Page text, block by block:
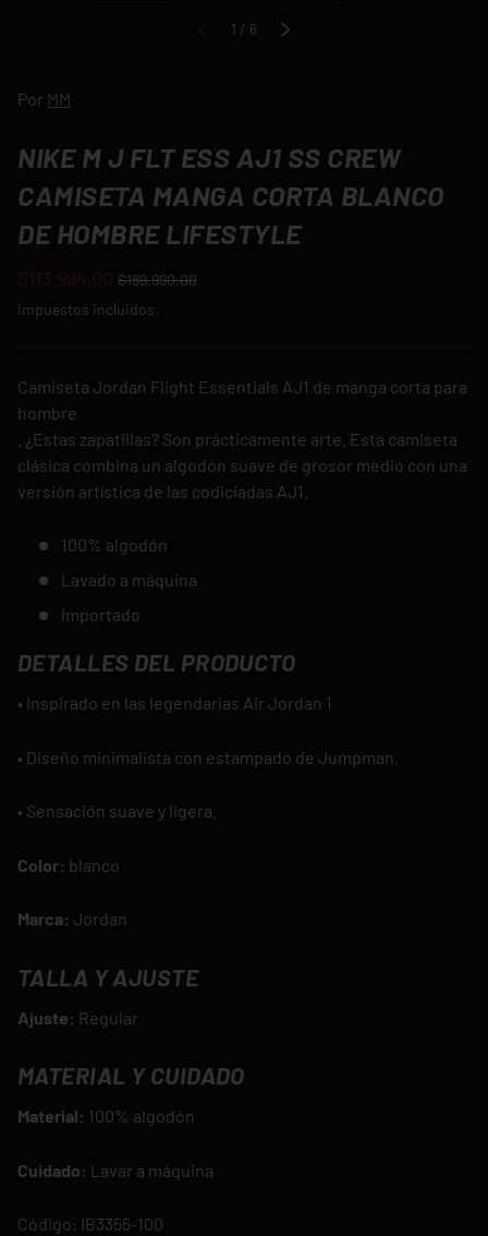
ANTERIOR
1 / de
6 SIGUIENTE
Por MM
NIKE M J FLT ESS AJ1 SS CREW
CAMISETA MANGA CORTA BLANCO
DE HOMBRE LIFESTYLE
$113.994,00 $189.990,00
Impuestos incluidos.
Camiseta Jordan Flight Essentials AJ1 de manga corta para
hombre
. ¿Estas zapatillas? Son prácticamente arte. Esta camiseta
clásica combina un algodón suave de grosor medio con una
versión artística de las codiciadas AJ1.
100% algodón
Lavado a máquina
Importado
DETALLES DEL PRODUCTO
• Inspirado en las legendarias Air Jordan 1
• Diseño minimalista con estampado de Jumpman.
• Sensación suave y ligera.
Color: blanco
Marca: Jordan
TALLA Y AJUSTE
Ajuste: Regular
MATERIAL Y CUIDADO
Material: 100% algodón
Cuidado: Lavar a máquina
Código: IB3355-100